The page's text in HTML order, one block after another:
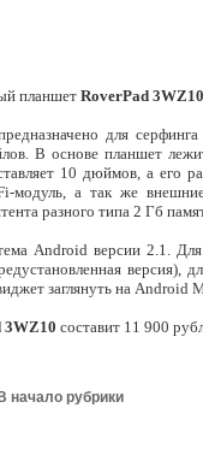
планшетRoverPad 3WZ10
для
В основе планшет
10 дюймов, а его
модуль, а так же
разного типа 2 Гб
Android версии 2.1.
версия),
заглянуть на Android
3WZ10 составит 11 900
В начало рубрики